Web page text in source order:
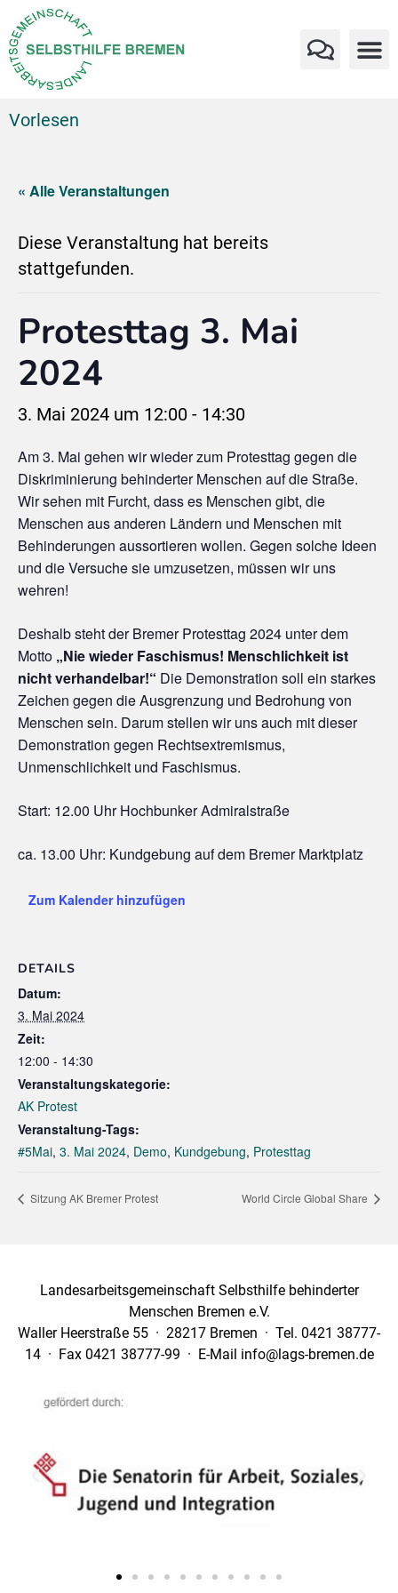
Vorlesen
« Alle Veranstaltungen
Diese Veranstaltung hat bereits
stattgefunden.
Protesttag 3. Mai
2024
3. Mai 2024 um 12:00 - 14:30
Am 3. Mai gehen wir wieder zum Protesttag gegen die
Diskriminierung behinderter Menschen auf die Straße.
Wir sehen mit Furcht, dass es Menschen gibt, die
Menschen aus anderen Ländern und Menschen mit
Behinderungen aussortieren wollen. Gegen solche Ideen
und die Versuche sie umzusetzen, müssen wir uns
wehren!
Deshalb steht der Bremer Protesttag 2024 unter dem
Motto „Nie wieder Faschismus! Menschlichkeit ist
nicht verhandelbar!“ Die Demonstration soll ein starkes
Zeichen gegen die Ausgrenzung und Bedrohung von
Menschen sein. Darum stellen wir uns auch mit dieser
Demonstration gegen Rechtsextremismus,
Unmenschlichkeit und Faschismus.
Start: 12.00 Uhr Hochbunker Admiralstraße
ca. 13.00 Uhr: Kundgebung auf dem Bremer Marktplatz
Zum Kalender hinzufügen
DETAILS
Datum:
3. Mai 2024
Zeit:
12:00 - 14:30
Veranstaltungskategorie:
AK Protest
Veranstaltung-Tags:
#5Mai, 3. Mai 2024, Demo, Kundgebung, Protesttag
Sitzung AK Bremer Protest World Circle Global Share
Landesarbeitsgemeinschaft Selbsthilfe behinderter
Menschen Bremen e.V.
Waller Heerstraße 55 · 28217 Bremen · Tel. 0421 38777-
14 · Fax 0421 38777-99 · E-Mail info@lags-bremen.de